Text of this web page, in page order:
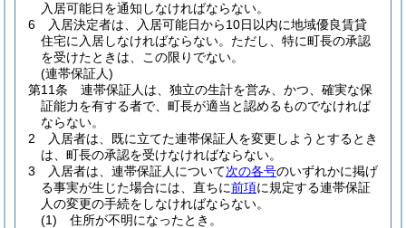
入居可能日を通知しなければならない。
6
入居決定者は、入居可能日から10日以内に地域優良賃貸
住宅に入居しなければならない。 ただし、特に町長の承認
を受けたときは、この限りでない。
(連帯保証人)
第11条
連帯保証人は、独立の生計を営み、かつ、確実な保
証能力を有する者で、町長が適当と認めるものでなければ
ならない。
2
入居者は、既に立てた連帯保証人を変更しようとするとき
は、町長の承認を受けなければならない。
3
入居者は、連帯保証人について次の各号のいずれかに掲げ
る事実が生じた場合には、直ちに前項に規定する連帯保証
人の変更の手続をしなければならない。
(1)
住所が不明になったとき。